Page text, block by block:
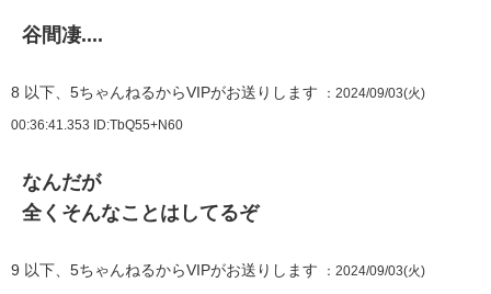
谷間凄....
8 以下、5ちゃんねるからVIPがお送りします ：2024/09/03(火)
00:36:41.353 ID:TbQ55+N60
なんだが
全くそんなことはしてるぞ
9 以下、5ちゃんねるからVIPがお送りします ：2024/09/03(火)